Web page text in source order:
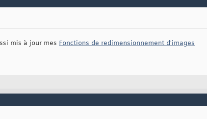
mis à jour mes Fonctions de redimensionnement d'images